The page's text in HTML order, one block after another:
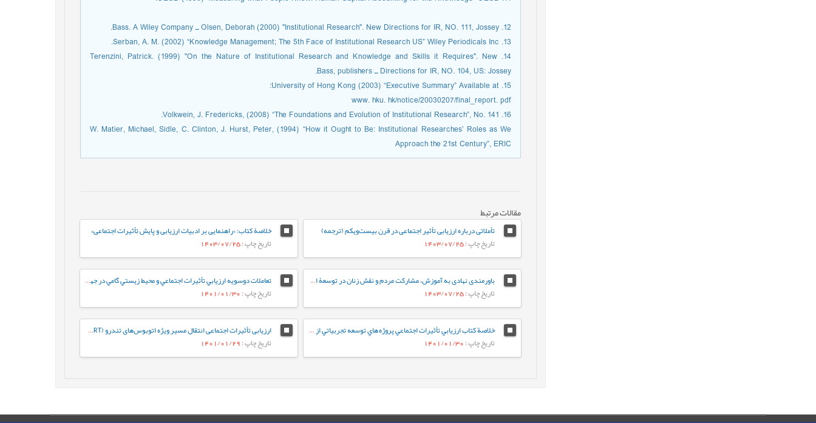
12. Olsen, Deborah (2000) "Institutional Research". New Directions for IR, NO. 111, Jossey ـ Bass. A Wiley Company.
13. Serban, A. M. (2002) “Knowledge Management; The 5th Face of Institutional Research US” Wiley Periodicals Inc.
14. Terenzini, Patrick. (1999) "On the Nature of Institutional Research and Knowledge and Skills it Requires". New
Directions for IR, NO. 104, US: Jossey ـ Bass, publishers.
15. University of Hong Kong (2003) “Executive Summary” Available at:
www. hku. hk/notice/20030207/final_report. pdf
16. Volkwein, J. Fredericks, (2008) “The Foundations and Evolution of Institutional Research”, No. 141.
W. Matier, Michael, Sidle, C. Clinton, J. Hurst, Peter, (1994) “How it Ought to Be: Institutional Researches’ Roles as We
Approach the 21st Century”, ERIC
مقالات مرتبط
تأملاتی درباره ارزیابی تأثیر اجتماعی در قرن بیست‌ویکم (ترجمه)
تاریخ چاپ: 1403/07/25
خلاصۀ کتاب: «راهنمایی بر ادبیات ارزیابی و پایش تأثیرات اجتماعی»
تاریخ چاپ: 1403/07/25
باورمندی نهادی به آموزش، مشارکت مردم و نقش زنان در توسعۀ ارزیابی تأثیرات اجتماعی در روستاها (گفت‌وگو با «دکتر علی نوذرپور»)
تاریخ چاپ: 1403/07/25
تعاملات دوسويه ارزيابي تأثيرات اجتماعي و محيط زيستي گامي در جهت توسعه پايدار (گفتگو با «دکتر اسماعيل صالحي»)
تاریخ چاپ: 1401/01/30
خلاصة کتاب ارزيابي تأثيرات اجتماعي پروژه هاي توسعه تجربياتي از هند و ديگر کشورهاي آسيايي
تاریخ چاپ: 1401/01/30
ارزیابی تأثیرات اجتماعی انتقال مسیر ویژه اتوبوس‌های تندرو (BRT) در خیابان مولوی
تاریخ چاپ: 1401/01/29